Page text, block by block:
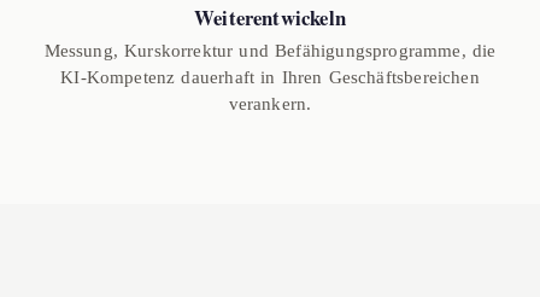
Weiterentwickeln
Messung, Kurskorrektur und Befähigungsprogramme, die
KI-Kompetenz dauerhaft in Ihren Geschäftsbereichen
verankern.